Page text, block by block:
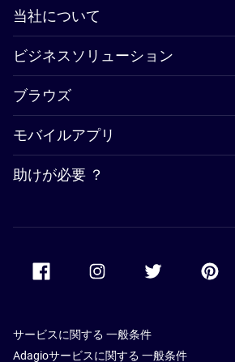
当社について
ビジネスソリューション
ブラウズ
モバイルアプリ
助けが必要 ？
Accor Facebook Accor TwitterAccor
サービスに関する 一般条件
Adagioサービスに関する 一般条件